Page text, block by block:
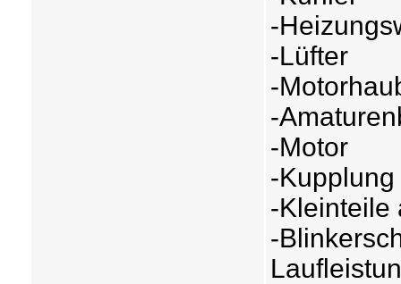
-
-Lüfter
-
-
-Motor
-Kupplung
-Kleinteile
-